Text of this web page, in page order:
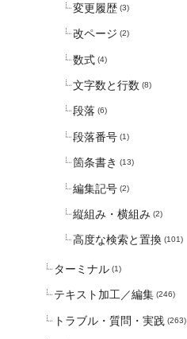
変更履歴 (3)
改ページ (2)
数式 (4)
文字数と行数 (8)
段落 (6)
段落番号 (1)
箇条書き (13)
編集記号 (2)
縦組み・横組み (2)
高度な検索と置換 (101)
ターミナル (1)
テキスト加工／編集 (246)
トラブル・質問・実践 (263)